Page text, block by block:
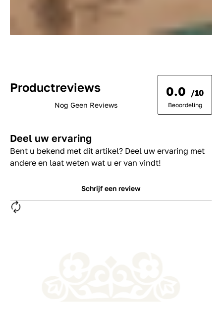
Productreviews
Nog Geen Reviews
0.0 /10
Beoordeling
Deel uw ervaring
Bent u bekend met dit artikel? Deel uw ervaring met
andere en laat weten wat u er van vindt!
Schrijf een review